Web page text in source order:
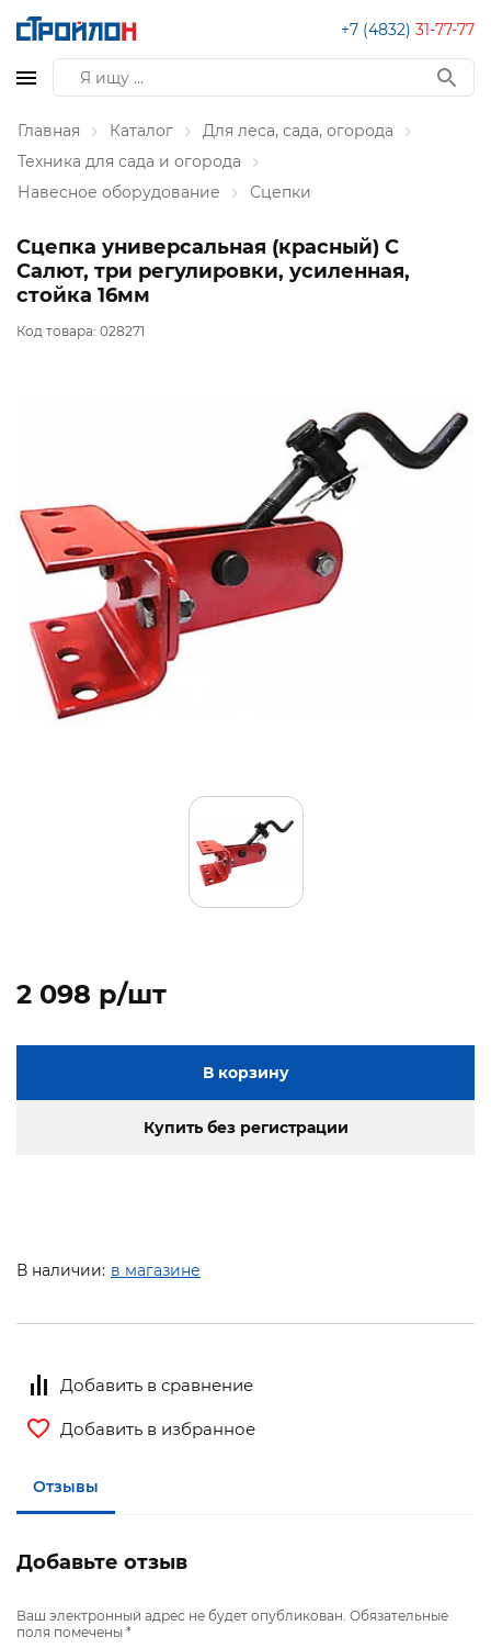
+7 (4832) 31-77-77
Главная Каталог
Для леса, сада, огорода
Техника для сада и огорода
Навесное оборудование
Сцепки
Сцепка универсальная (красный) С
Салют, три регулировки, усиленная,
стойка 16мм
Код товара: 028271
2 098 p/шт
В корзину
Купить без регистрации
В наличии: в магазине
Добавить в сравнение
Добавить в избранное
Отзывы
Добавьте отзыв
Ваш электронный адрес не будет опубликован. Обязательные
поля помечены *